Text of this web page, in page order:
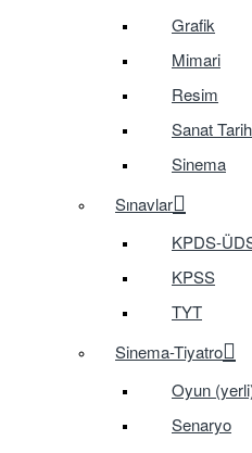
Grafik
Mimari
Resim
Sanat
Sinema
Sınavlar
KPDS-
KPSS
TYT
Sinema-Tiyatro
Oyun
Senaryo